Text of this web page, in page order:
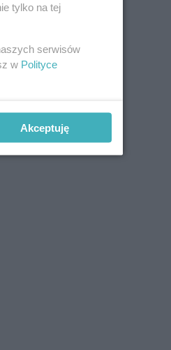
tylko na tej
serwisów
w Polityce
Akceptuję